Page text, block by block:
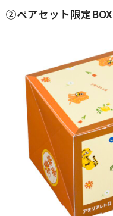
②ペアセット限定BOX